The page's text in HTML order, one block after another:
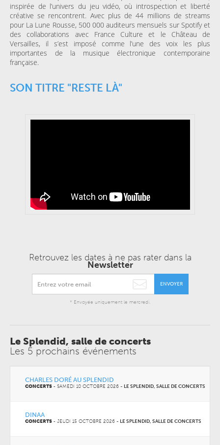
inspirée de l’univers du jeu vidéo, où introspection et liberté
créative se rencontrent. Avec plus de 44 millions de streams
pour La Lune Rousse, 500 000 auditeurs mensuels sur Spotify et
des collaborations avec France Culture et le Château de
Versailles, il s’est imposé comme l’une des voix les plus
importantes de la musique électronique contemporaine
française.
SON TITRE "RESTE LÀ"
Retrouvez les dates à ne pas rater dans la
Newsletter
ENVOYER
* Envoyée uniquement le mercredi.
Le Splendid, salle de concerts
Les 5 prochains événements
CHARLES DORÉ AU SPLENDID
CONCERTS - SAMEDI 10 OCTOBRE 2026 - LE SPLENDID, SALLE DE CONCERTS
DINAA
CONCERTS - JEUDI 15 OCTOBRE 2026 - LE SPLENDID, SALLE DE CONCERTS